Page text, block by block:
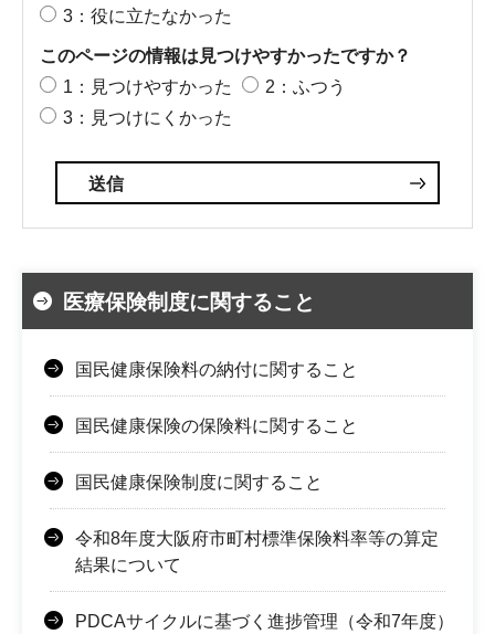
3：役に立たなかった
このページの情報は見つけやすかったですか？
1：見つけやすかった
2：ふつう
3：見つけにくかった
医療保険制度に関すること
国民健康保険料の納付に関すること
国民健康保険の保険料に関すること
国民健康保険制度に関すること
令和8年度大阪府市町村標準保険料率等の算定
結果について
PDCAサイクルに基づく進捗管理（令和7年度）